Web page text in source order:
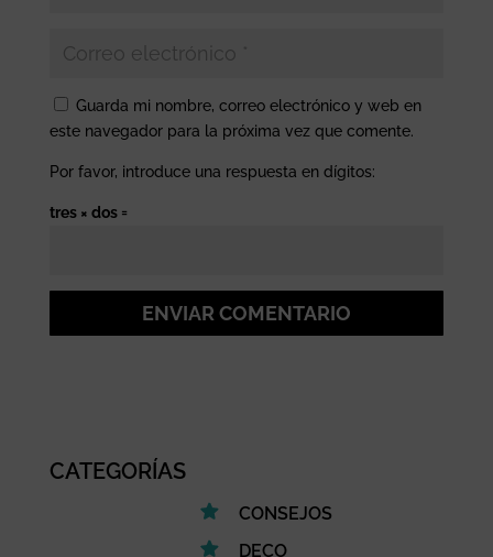
Guarda mi nombre, correo electrónico y web en
este navegador para la próxima vez que comente.
Por favor, introduce una respuesta en dígitos:
tres × dos =
ENVIAR COMENTARIO
CATEGORÍAS
CONSEJOS
DECO